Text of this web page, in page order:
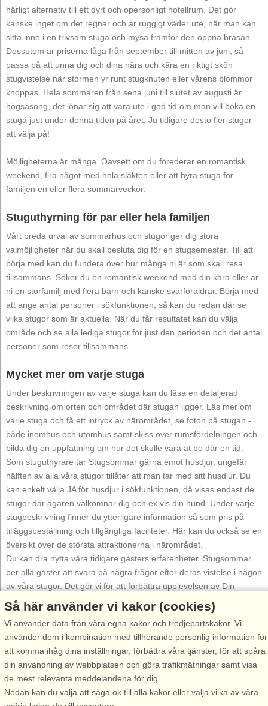
härligt alternativ till ett dyrt och opersonligt hotellrum. Det gör
kanske inget om det regnar och är ruggigt väder ute, när man kan
sitta inne i en trivsam stuga och mysa framför den öppna brasan.
Dessutom är priserna låga från september till mitten av juni, så
passa på att unna dig och dina nära och kära en riktigt skön
stugvistelse när stormen yr runt stugknuten eller vårens blommor
knoppas. Hela sommaren från sena juni till slutet av augusti är
högsäsong, det lönar sig att vara ute i god tid om man vill boka en
stuga just under denna tiden på året. Ju tidigare desto fler stugor
att välja på!
Möjligheterna är många. Oavsett om du förederar en romantisk
weekend, fira något med hela släkten eller att hyra stuga för
familjen en eller flera sommarveckor.
Stuguthyrning för par eller hela familjen
Vårt breda urval av sommarhus och stugor ger dig stora
valmöjligheter när du skall besluta dig för en stugsemester. Till att
börja med kan du fundera över hur många ni är som skall resa
tillsammans. Söker du en romantisk weekend med din kära eller är
ni en storfamilj med flera barn och kanske svärföräldrar. Börja med
att ange antal personer i sökfunktionen, så kan du redan där se
vilka stugor som är aktuella. När du får resultatet kan du välja
område och se alla lediga stugor för just den perioden och det antal
personer som reser tillsammans.
Mycket mer om varje stuga
Under beskrivningen av varje stuga kan du läsa en detaljerad
beskrivning om orten och området där stugan ligger. Läs mer om
varje stuga och få ett intryck av närområdet, se foton på stugan -
både inomhus och utomhus samt skiss över rumsfördelningen och
bilda dig en uppfattning om hur det skulle vara at bo där en tid.
Som stuguthyrare tar Stugsommar gärna emot husdjur, ungefär
hälften av alla våra stugor tillåter att man tar med sitt husdjur. Du
kan enkelt välja JA för husdjur i sökfunktionen, då visas endast de
stugor där ägaren välkomnar dig och ex.vis din hund. Under varje
stugbeskrivning finner du ytterligare information så som pris på
tilläggsbeställning och tillgängliga faciliteter. Här kan du också se en
översikt över de största attraktionerna i närområdet.
Du kan dra nytta våra tidigare gästers erfarenheter. Stugsommar
ber alla gäster att svara på några frågor efter deras vistelse i någon
av våra stugor. Det gör vi för att förbättra upplevelsen av Din
stugvistelse. Denna information kan du få glädje av vid varje
stuginformation, överst till vänster står det om "Gästomdömen" och
du kan läsa mer om gästomdömen här . Samtidigt som du söker en
specifik facilitet som du gärna önskar i stugan, ex.vis diskmaskin
och/eller tvättmaskin, båt, internet etc. Vi delar också in stugorna i
olika kategorier från "enkel" till "mycket god" standard.Se alla
stugor. Låt dig inspireras!
Så här använder vi kakor (cookies)
Vi använder data från våra egna kakor och tredjepartskakor. Vi
använder dem i kombination med tillhörande personlig information för
att komma ihåg dina inställningar, förbättra våra tjänster, för att spåra
din användning av webbplatsen och göra trafikmätningar samt visa
de mest relevanta meddelandena för dig.
Nedan kan du välja att säga ok till alla kakor eller välja vilka av våra